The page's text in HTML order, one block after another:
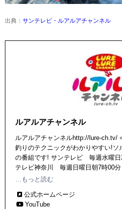
出典： サンテレビ・ルアルアチャンネル
ルアルアチャンネル
ルアルアチャンネルhttp://lure-ch.tv/
釣りのテクニックがわかりやすい!
の番組です! サンテレビ 毎週水曜日
テレビ神奈川 毎週日曜日朝7時00
ター：釣女ちゃこ、河原さゆり、ぺ
…もっと読む
公式ホームページ
YouTube